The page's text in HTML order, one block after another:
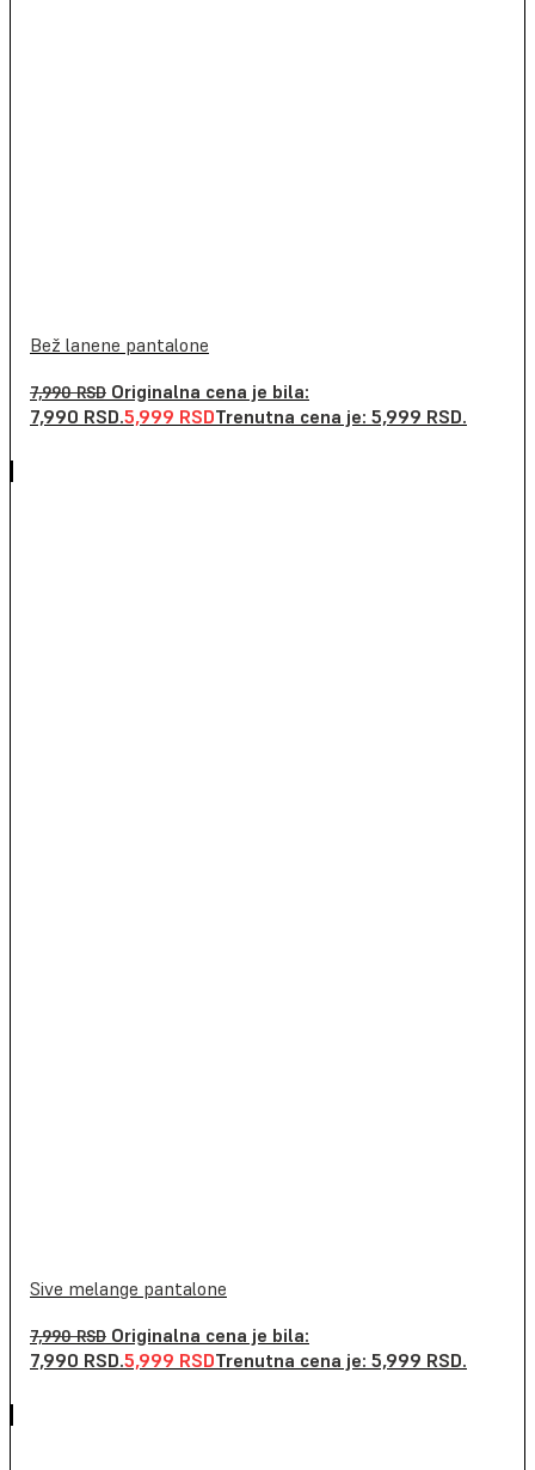
Bež lanene pantalone
7,990RSD Originalna cena je bila:
7,990 RSD.5,999 RSDTrenutna cena je: 5,999 RSD.
Sive melange pantalone
7,990RSD Originalna cena je bila:
7,990 RSD.5,999 RSDTrenutna cena je: 5,999 RSD.